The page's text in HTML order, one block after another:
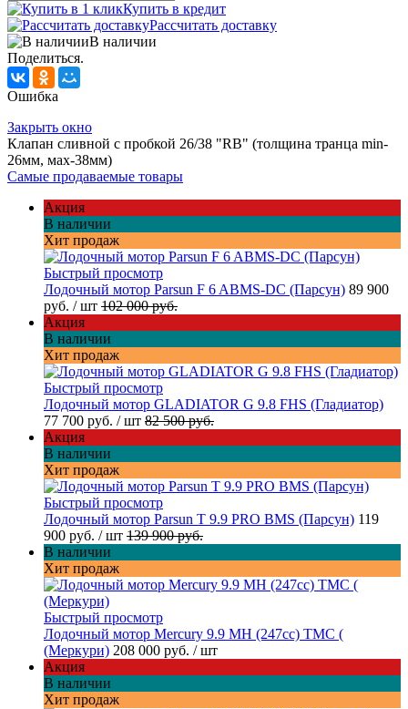
Купить в кредит
Рассчитать доставку
В наличии
Поделиться.
Ошибка
Закрыть окно
Клапан сливной с пробкой 26/38 "RB" (толщина транца min-
26мм, мах-38мм)
Самые продаваемые товары
Акция
В наличии
Хит продаж
Быстрый просмотр
Лодочный мотор Parsun F 6 ABMS-DC (Парсун) 89 900
руб. / шт 102 000 руб.
Акция
В наличии
Хит продаж
Быстрый просмотр
Лодочный мотор GLADIATOR G 9.8 FHS (Гладиатор)
77 700 руб. / шт 82 500 руб.
Акция
В наличии
Хит продаж
Быстрый просмотр
Лодочный мотор Parsun T 9.9 PRO BMS (Парсун) 119
900 руб. / шт 139 900 руб.
В наличии
Хит продаж
Быстрый просмотр
Лодочный мотор Mercury 9.9 МН (247cc) TMC (
(Меркури) 208 000 руб. / шт
Акция
В наличии
Хит продаж